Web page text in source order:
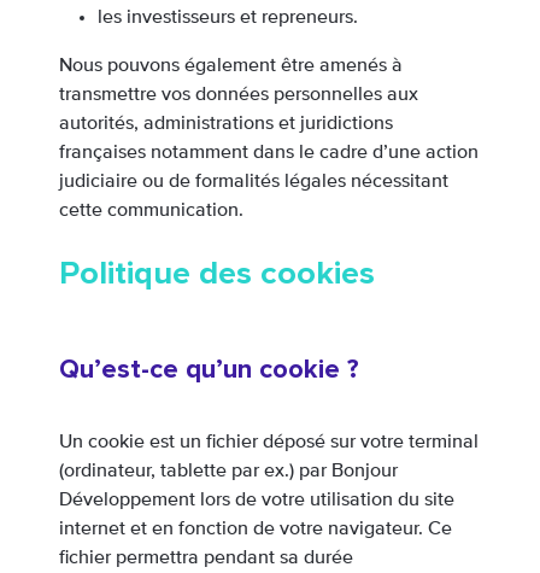
les investisseurs et repreneurs.
Nous pouvons également être amenés à
transmettre vos données personnelles aux
autorités, administrations et juridictions
françaises notamment dans le cadre d’une action
judiciaire ou de formalités légales nécessitant
cette communication.
Politique des cookies
Qu’est-ce qu’un cookie ?
Un cookie est un fichier déposé sur votre terminal
(ordinateur, tablette par ex.) par Bonjour
Développement lors de votre utilisation du site
internet et en fonction de votre navigateur. Ce
fichier permettra pendant sa durée